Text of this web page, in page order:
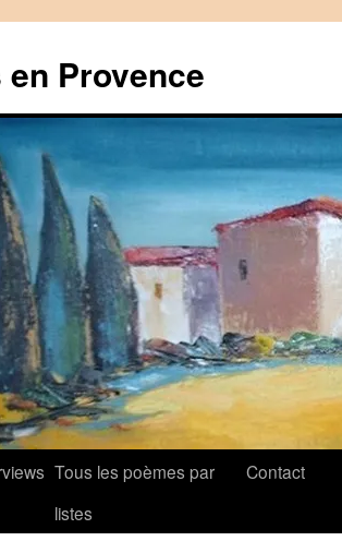
en Provence
Tous les poèmes par
listes
Contact